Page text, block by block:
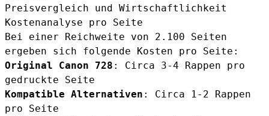
Preisvergleich und Wirtschaftlichkeit
Kostenanalyse pro Seite
Bei einer Reichweite von 2.100 Seiten
ergeben sich folgende Kosten pro Seite:
Original Canon 728 : Circa 3-4 Rappen pro
gedruckte Seite
Kompatible Alternativen : Circa 1-2 Rappen
pro Seite